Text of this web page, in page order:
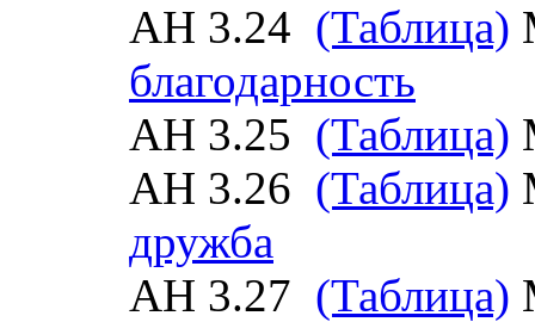
АН 3.24 (Таблица)
благодарность
АН 3.25 (Таблица)
АН 3.26 (Таблица)
дружба
АН 3.27 (Таблица)